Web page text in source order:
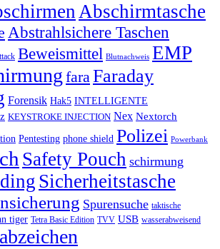
Abschirmtasche
Abstrahlsichere Taschen
Beweismittel Blutnachweis EMP
faraFaraday
Forensik Hak5 INTELLIGENTE
KEYSTROKE INJECTION Nex Nextorch
Pentesting phone shield Polizei Powerbank
Safety Pouch schirmung
Sicherheitstasche
Spurensuche taktische
tiger Tetra Basic Edition TVV USB wasserabweisend